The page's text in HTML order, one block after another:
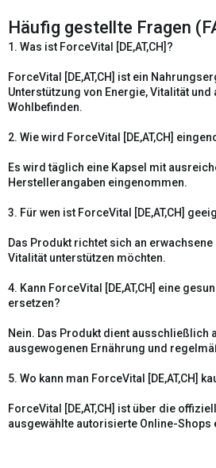
Häufig gestellte Fragen
1. Was ist ForceVital [DE,AT,CH]?
ForceVital [DE,AT,CH] ist ein
Unterstützung von Energie, Vitalität
Wohlbefinden.
2. Wie wird ForceVital [DE,AT,CH]
Es wird täglich eine Kapsel mit
Herstellerangaben eingenommen.
3. Für wen ist ForceVital [DE,AT,CH]
Das Produkt richtet sich an
Vitalität unterstützen möchten.
4. Kann ForceVital [DE,AT,CH] eine
ersetzen?
Nein. Das Produkt dient ausschließlich
ausgewogenen Ernährung und
5. Wo kann man ForceVital [DE,AT,CH]
ForceVital [DE,AT,CH] ist über die
ausgewählte autorisierte Online-Shops